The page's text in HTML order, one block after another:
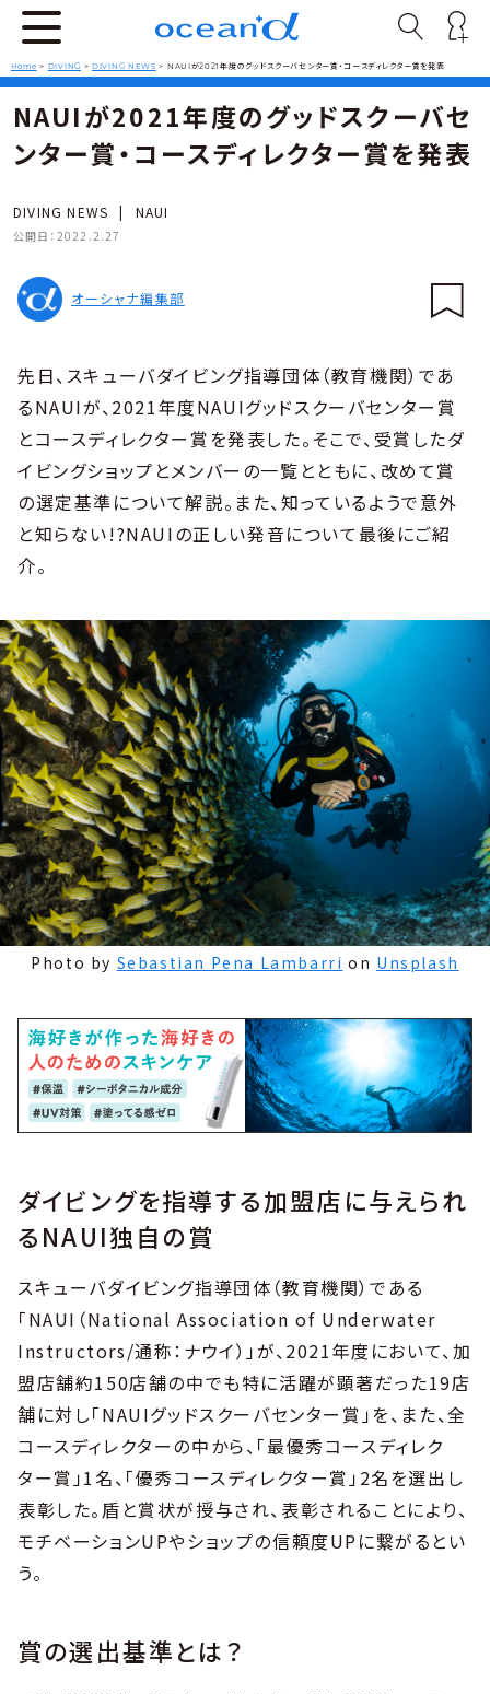
Home > DIVING >DIVING NEWS > NAUIが2021年度のグッドスクーバセンター賞・コースディレクター賞を発表
NAUIが2021年度のグッドスクーバセ
ンター賞・コースディレクター賞を発表
DIVING NEWS | NAUI
公開日： 2022.2.27
オーシャナ編集部
先日、スキューバダイビング指導団体（教育機関）であ
るNAUIが、2021年度NAUIグッドスクーバセンター賞
とコースディレクター賞を発表した。そこで、受賞したダ
イビングショップとメンバーの一覧とともに、改めて賞
の選定基準について解説。また、知っているようで意外
と知らない!?NAUIの正しい発音について最後にご紹
介。
Photo by Sebastian Pena Lambarri on Unsplash
ダイビングを指導する加盟店に与えられ
るNAUI独自の賞
スキューバダイビング指導団体（教育機関）である
「NAUI（National Association of Underwater
Instructors/通称：ナウイ）」が、2021年度において、加
盟店舗約150店舗の中でも特に活躍が顕著だった19店
舗に対し「NAUIグッドスクーバセンター賞」を、また、全
コースディレクターの中から、「最優秀コースディレク
ター賞」1名、「優秀コースディレクター賞」2名を選出し
表彰した。盾と賞状が授与され、表彰されることにより、
モチベーションUPやショップの信頼度UPに繋がるとい
う。
賞の選出基準とは？